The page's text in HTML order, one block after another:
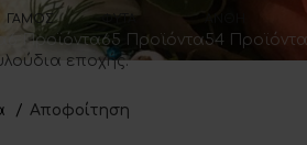
ΓΆΜΟΣ
6 Προϊόντα
ΦΥΤΆ
65 Προϊόντα54 Προϊόντα
εποχής.
Αποφοίτηση